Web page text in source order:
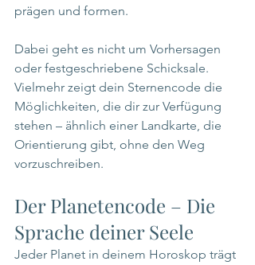
prägen und formen.
Dabei geht es nicht um Vorhersagen
oder festgeschriebene Schicksale.
Vielmehr zeigt dein Sternencode die
Möglichkeiten, die dir zur Verfügung
stehen – ähnlich einer Landkarte, die
Orientierung gibt, ohne den Weg
vorzuschreiben.
Der Planetencode – Die
Sprache deiner Seele
Jeder Planet in deinem Horoskop trägt